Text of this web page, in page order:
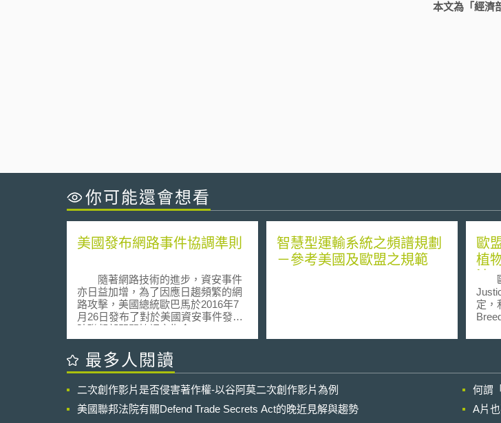
本文為「經濟
你可能還會想看
美國發布網路事件協調準則
隨著網路技術的進步，資安事件
亦日益加增，為了因應日趨頻繁的網
路攻擊，美國總統歐巴馬於2016年7
月26日發布了對於美國資安事件發生
時聯邦部門間協調之指令
（PRESIDENTIAL POLICY
DIRECTIVE/PPD-41），該指令不僅
提出聯邦政府對於資安事件回應的處
對於發生重大資安事件時之協調指
引。 指令中就資安事件及重大資
安事件進行了定義：資安事件包含資
智慧型運輸系統之頻譜規劃
－參考美國及歐盟之規範
歐
植
歐
定，
改造
涉及
術，
獨立
最多人閱讀
二次創作影片是否侵害著作權-以谷阿莫二次創作影片為例
何謂
美國聯邦法院有關Defend Trade Secrets Act的晚近見解與趨勢
A片